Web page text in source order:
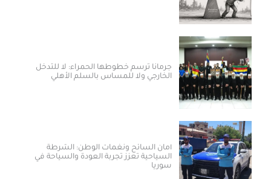
جرمانا ترسم خطوطها الحمراء: لا للتدخل
الخارجي ولا للمساس بالسلم الأهلي
أمان السائح ونغمات الوطن: الشرطة
السياحية تعزز تجربة العودة والسياحة في
سوريا